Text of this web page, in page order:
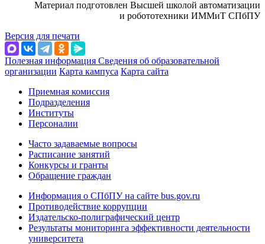
Материал подготовлен Высшей школой автоматизации
и робототехники ИММиТ СПбПУ
Версия для печати
Полезная информация Сведения об образовательной
организации Карта кампуса Карта сайта
Приемная комиссия
Подразделения
Институты
Персоналии
Часто задаваемые вопросы
Расписание занятий
Конкурсы и гранты
Обращение граждан
Информация о СПбПУ на сайте bus.gov.ru
Противодействие коррупции
Издательско-полиграфический центр
Результаты мониторинга эффективности деятельности
университета